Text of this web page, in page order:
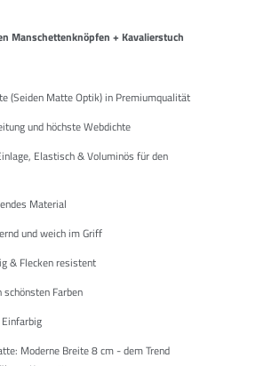
Manschettenknöpfen + Kavalierstuch
(Seiden Matte Optik) in Premiumqualität
und höchste Webdichte
Elastisch & Voluminös für den
Material
und weich im Griff
& Flecken resistent
Farben
Moderne Breite 8 cm - dem Trend